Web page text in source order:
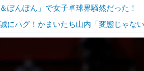
ぽんぽん」で女子卓球界騒然だった！
にハグ！かまいたち山内「変態じゃない